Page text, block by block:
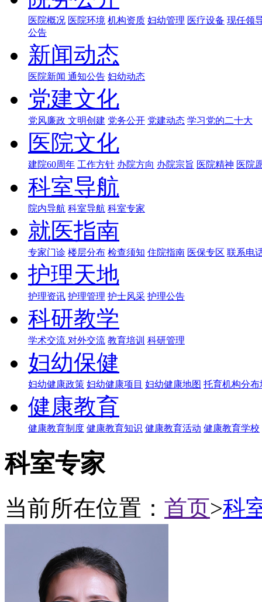
医院概况 医院环境 机构资质 妇幼管理 医疗设备 现任领
公告
新闻动态
医院新闻 通知公告 妇幼动态
党建文化
党风廉政 文明创建 党务公开 党建动态 学习党的二十大
医院文化
建院60周年 工作方针 办院方向 办院宗旨 医院精神 医院
科室导航
院内导航 科室导航 科室专家
就医指南
专家门诊 楼层分布 检查须知 住院指南 医保专区 联系电
护理天地
护理资讯 护理管理 护士风采 护理公告
科研教学
学术交流 对外交流 教育培训 科研管理
妇幼保健
妇幼健康政策 妇幼健康项目 妇幼健康地图 托育机构分布
健康教育
健康教育制度 健康教育知识 健康教育活动 健康教育学校
科室专家
当前所在位置： 首页>科